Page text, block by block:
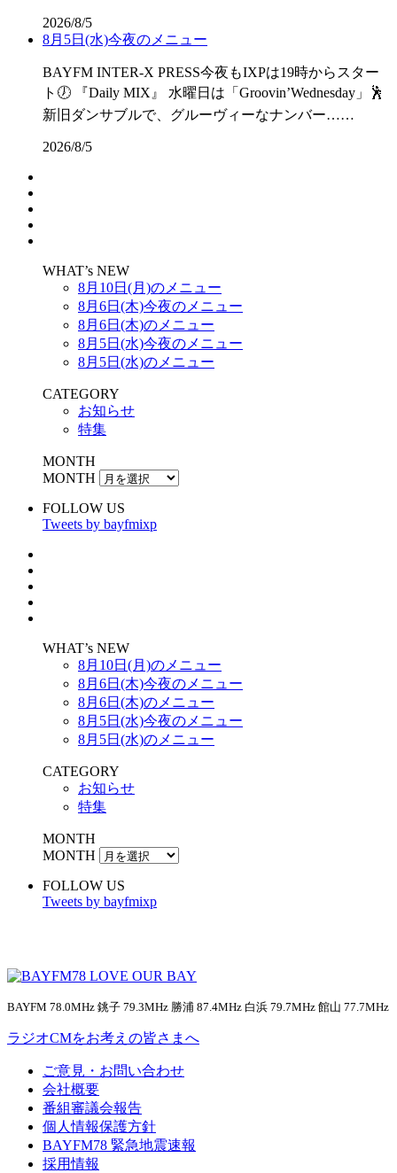
2026/8/5
8月5日(水)今夜のメニュー
BAYFM INTER-X PRESS今夜もIXPは19時からスター
ト🕖 『Daily MIX』 水曜日は「Groovin’Wednesday」🕺
新旧ダンサブルで、グルーヴィーなナンバー……
2026/8/5
WHAT’s NEW
8月10日(月)のメニュー
8月6日(木)今夜のメニュー
8月6日(木)のメニュー
8月5日(水)今夜のメニュー
8月5日(水)のメニュー
CATEGORY
お知らせ
特集
MONTH
MONTH
FOLLOW US
Tweets by bayfmixp
WHAT’s NEW
8月10日(月)のメニュー
8月6日(木)今夜のメニュー
8月6日(木)のメニュー
8月5日(水)今夜のメニュー
8月5日(水)のメニュー
CATEGORY
お知らせ
特集
MONTH
MONTH
FOLLOW US
Tweets by bayfmixp
BAYFM 78.0MHz 銚子 79.3MHz 勝浦 87.4MHz 白浜 79.7MHz 館山 77.7MHz
ラジオCMをお考えの皆さまへ
ご意見・お問い合わせ
会社概要
番組審議会報告
個人情報保護方針
BAYFM78 緊急地震速報
採用情報